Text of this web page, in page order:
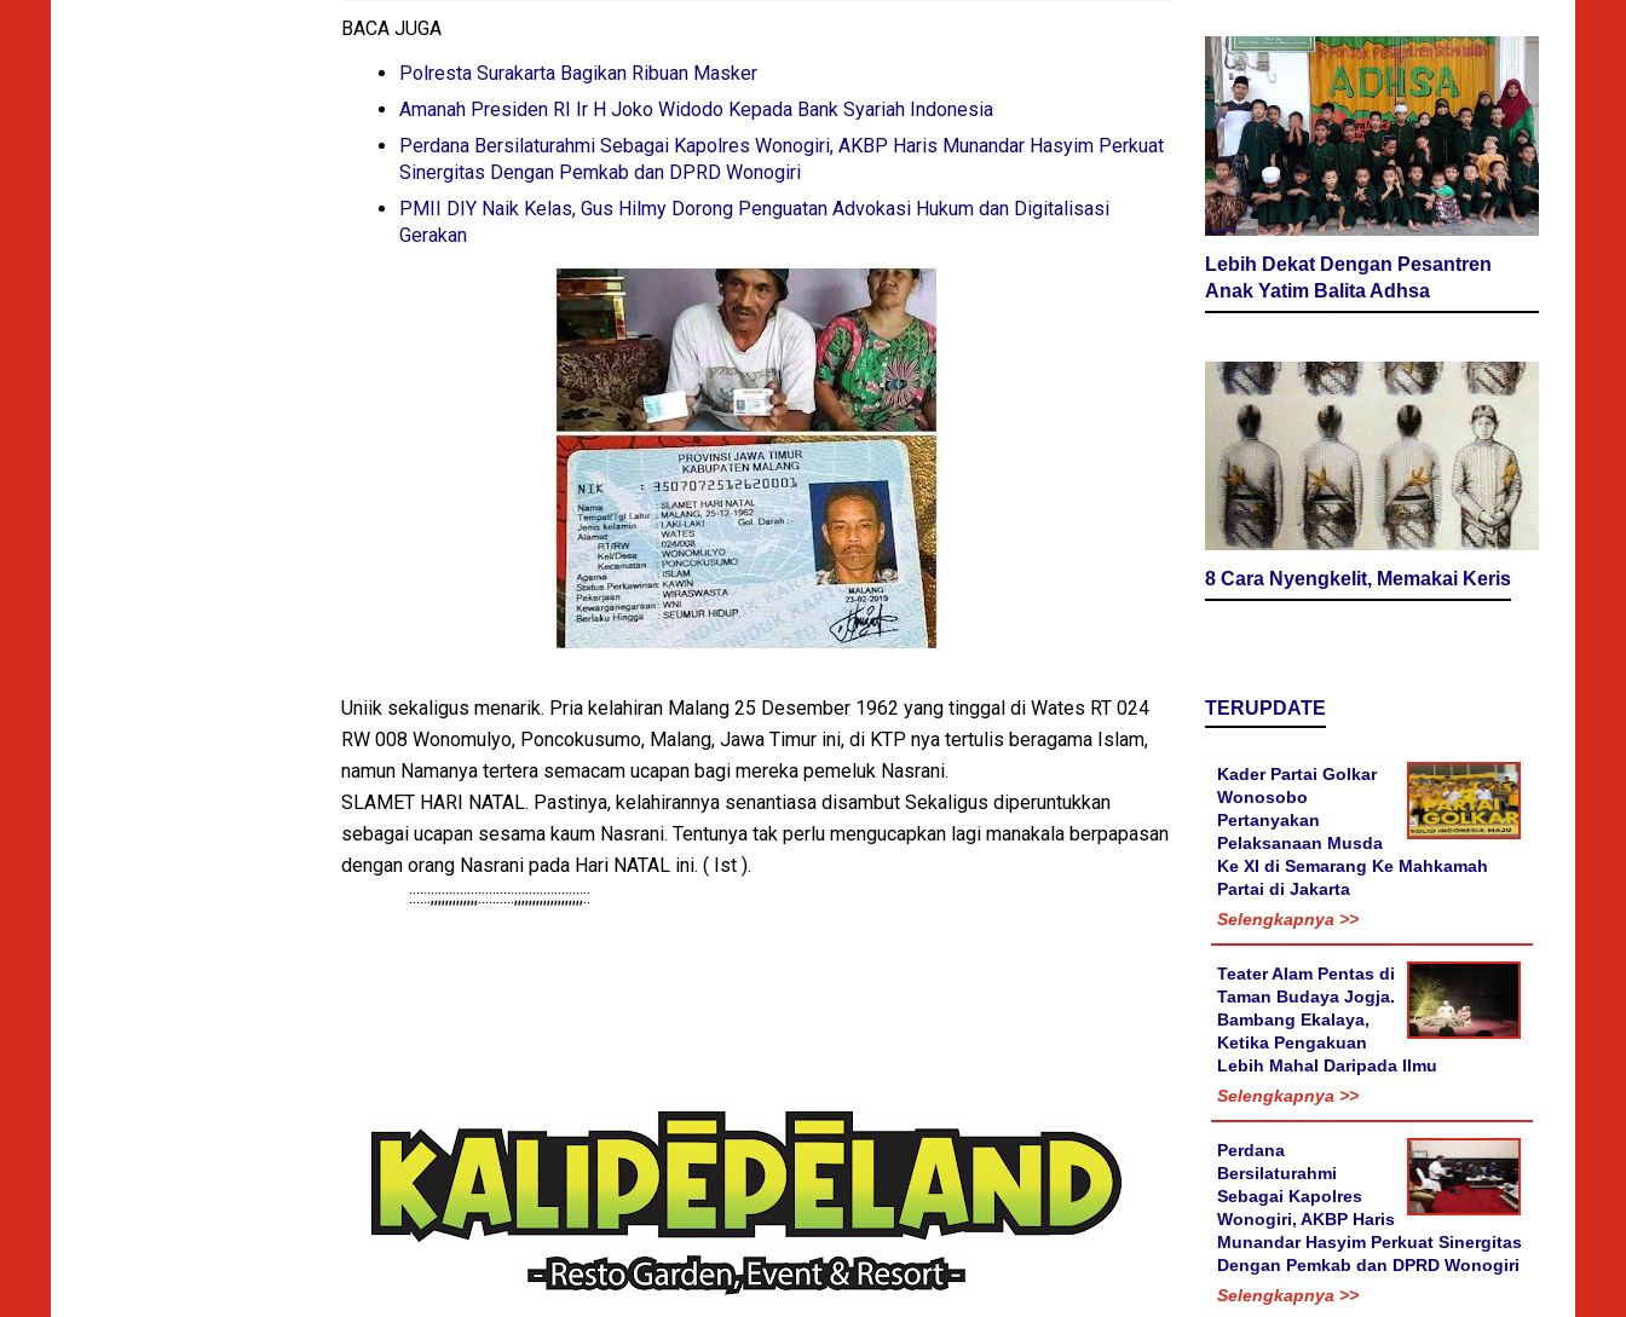
BACA JUGA
Polresta Surakarta Bagikan Ribuan Masker
Amanah Presiden RI Ir H Joko Widodo Kepada Bank Syariah Indonesia
Perdana Bersilaturahmi Sebagai Kapolres Wonogiri, AKBP Haris Munandar Hasyim Perkuat
Sinergitas Dengan Pemkab dan DPRD Wonogiri
PMII DIY Naik Kelas, Gus Hilmy Dorong Penguatan Advokasi Hukum dan Digitalisasi
Gerakan
Uniik sekaligus menarik. Pria kelahiran Malang 25 Desember 1962 yang tinggal di Wates RT 024
RW 008 Wonomulyo, Poncokusumo, Malang, Jawa Timur ini, di KTP nya tertulis beragama Islam,
namun Namanya tertera semacam ucapan bagi mereka pemeluk Nasrani.
SLAMET HARI NATAL. Pastinya, kelahirannya senantiasa disambut Sekaligus diperuntukkan
sebagai ucapan sesama kaum Nasrani. Tentunya tak perlu mengucapkan lagi manakala berpapasan
dengan orang Nasrani pada Hari NATAL ini. ( Ist ).
::::::;;;;;;;;;;;;;::::::::::;;;;;;;;;;;;;;;;;;;::
Lebih Dekat Dengan Pesantren
Anak Yatim Balita Adhsa
8 Cara Nyengkelit, Memakai Keris
TERUPDATE
Kader Partai Golkar
Wonosobo
Pertanyakan
Pelaksanaan Musda
Ke XI di Semarang Ke Mahkamah
Partai di Jakarta
Selengkapnya >>
Teater Alam Pentas di
Taman Budaya Jogja.
Bambang Ekalaya,
Ketika Pengakuan
Lebih Mahal Daripada Ilmu
Selengkapnya >>
Perdana
Bersilaturahmi
Sebagai Kapolres
Wonogiri, AKBP Haris
Munandar Hasyim Perkuat Sinergitas
Dengan Pemkab dan DPRD Wonogiri
Selengkapnya >>